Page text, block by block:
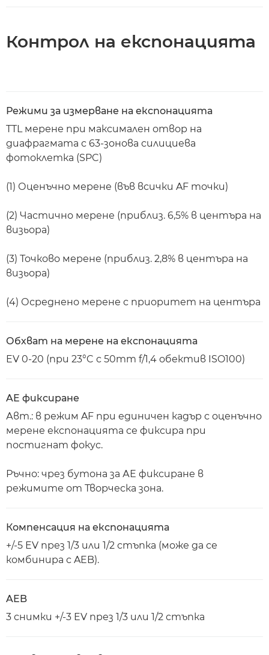
Контрол на експонацията
Режими за измерване на експонацията
TTL мерене при максимален отвор на
диафрагмата с 63-зонова силициева
фотоклетка (SPC)
(1) Оценъчно мерене (във всички AF точки)
(2) Частично мерене (приблиз. 6,5% в центъра на
визьора)
(3) Точково мерене (приблиз. 2,8% в центъра на
визьора)
(4) Осреднено мерене с приоритет на центъра
Обхват на мерене на експонацията
EV 0-20 (при 23°C с 50mm f/1,4 обектив ISO100)
AE фиксиране
Авт.: в режим AF при единичен кадър с оценъчно
мерене експонацията се фиксира при
постигнат фокус.
Ръчно: чрез бутона за АЕ фиксиране в
режимите от Творческа зона.
Компенсация на експонацията
+/-5 EV през 1/3 или 1/2 стъпка (може да се
комбинира с AEB).
AEB
3 снимки +/-3 EV през 1/3 или 1/2 стъпка